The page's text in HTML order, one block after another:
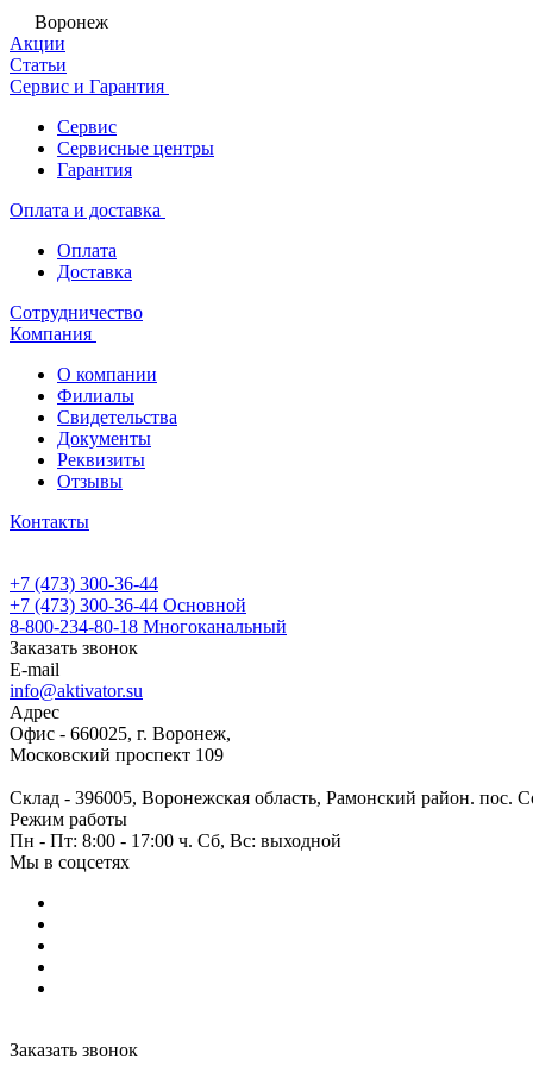
Воронеж
Акции
Статьи
Сервис и Гарантия
Сервис
Сервисные центры
Гарантия
Оплата и доставка
Оплата
Доставка
Сотрудничество
Компания
О компании
Филиалы
Свидетельства
Документы
Реквизиты
Отзывы
Контакты
+7 (473) 300-36-44
+7 (473) 300-36-44 Основной
8-800-234-80-18 Многоканальный
Заказать звонок
E-mail
info@aktivator.su
Адрес
Офис - 660025, г. Воронеж,
Московский проспект 109
Склад - 396005, Воронежская область, Рамонский район. пос.
Режим работы
Пн - Пт: 8:00 - 17:00 ч. Сб, Вс: выходной
Мы в соцсетях
Заказать звонок